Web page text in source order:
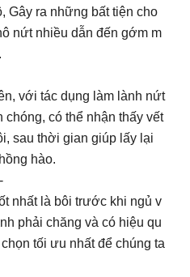
Gây ra những bất tiện cho
nứt nhiều dẫn đến gớm m
với tác dụng làm lành nứt
chóng, có thể nhận thấy vết
sau thời gian giúp lấy lại
hào.
nhất là bôi trước khi ngủ v
phải chăng và có hiệu qu
tối ưu nhất để chúng ta